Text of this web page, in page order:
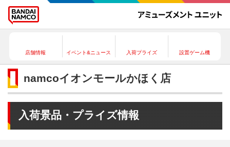
店舗情報 イベント&ニュース 入荷プライズ 設置ゲーム機
namcoイオンモールかほく店
入荷景品・プライズ情報